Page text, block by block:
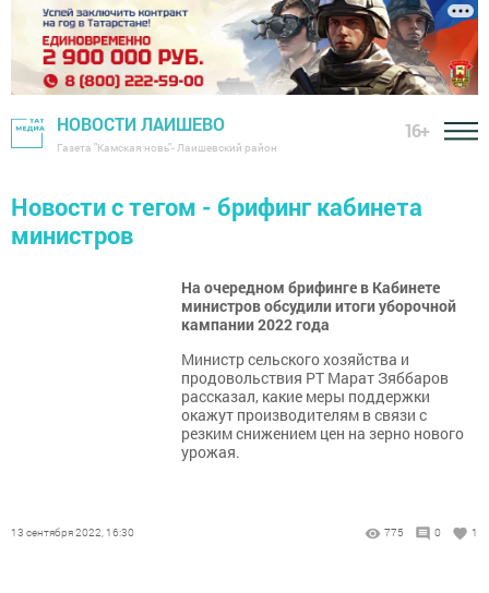
НОВОСТИ ЛАИШЕВО
Газета "Камская новь"- Лаишевский район
16+
Новости с тегом - брифинг кабинета
министров
На очередном брифинге в Кабинете
министров обсудили итоги уборочной
кампании 2022 года
Министр сельского хозяйства и
продовольствия РТ Марат Зяббаров
рассказал, какие меры поддержки
окажут производителям в связи с
резким снижением цен на зерно нового
урожая.
13 сентября 2022, 16:30 775 0 1